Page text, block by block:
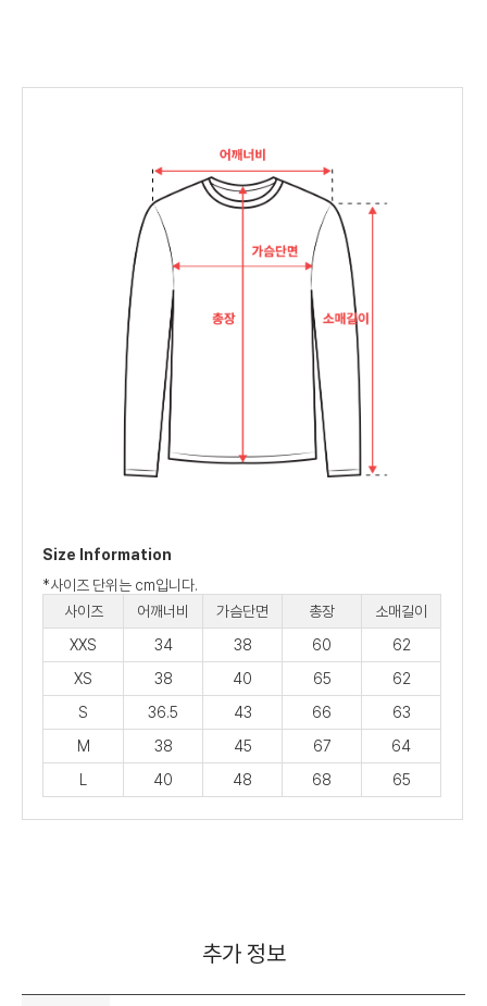
Size Information
*사이즈 단위는 cm입니다.
사이즈
어깨너비 가슴단면 총장
소매길이
XXS
34 38 60
62
XS
38 40 65
62
S
36.5 43 66
63
M
38 45 67
64
40 48 68 65
추가 정보